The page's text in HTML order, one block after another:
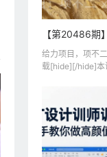
【第20486期
给力项目，项不
载[hide][/hide]本